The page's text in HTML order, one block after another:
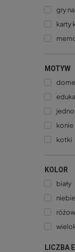
gry
karty
MOTYW
konie
kotki
KOLOR
biały
LICZBA